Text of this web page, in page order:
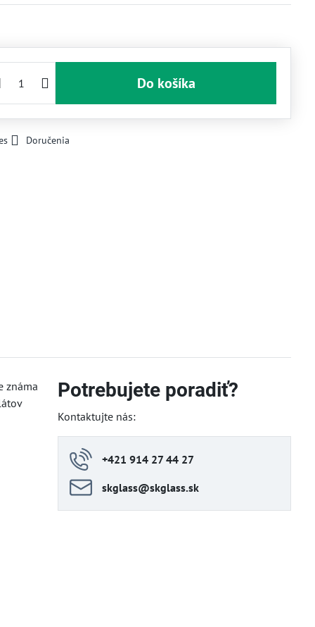
Do košíka
Doručenia
známa
Potrebujete poradiť?
Kontaktujte nás:
+421 914 27 44 27
skglass​@skglass​.sk